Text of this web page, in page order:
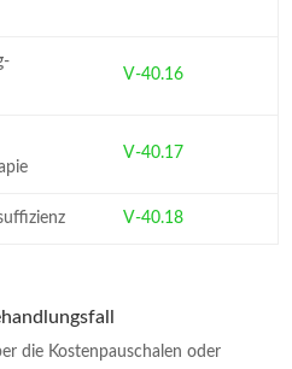
V-40.16
V-40.17
V-40.18
die Kostenpauschalen oder